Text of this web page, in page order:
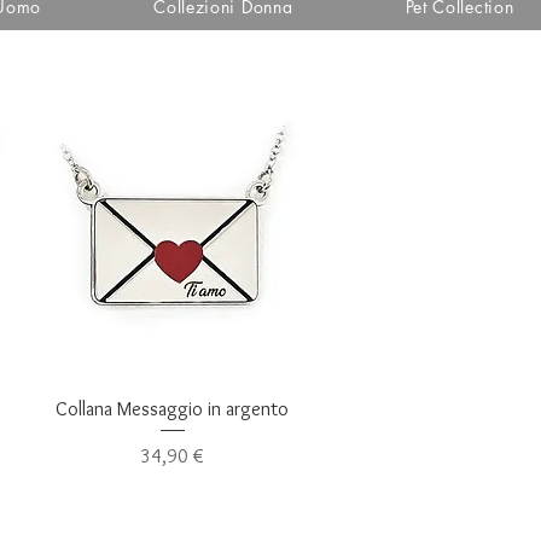
Collezioni Donna Pet Collection
Vista rapida
Collana Messaggio in argento
Prezzo
34,90 €